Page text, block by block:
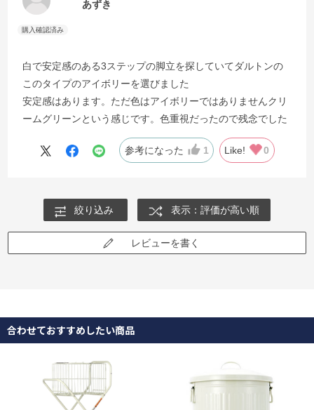
あずき
白で安定感のある3ステップの脚立を探していてダルトンの
このタイプのアイボリーを選びました
安定感はあります。ただ色はアイボリーではありませんクリ
ームグリーンという感じです。色重視だったので残念でした
参考になった 1 Like! 0
絞り込み 表示：評価が高い順
レビューを書く
合わせておすすめしたい商品